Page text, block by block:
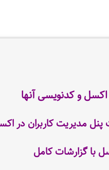
و کدنویسی آنها
مدیریت کاربران در
با گزارشات کامل